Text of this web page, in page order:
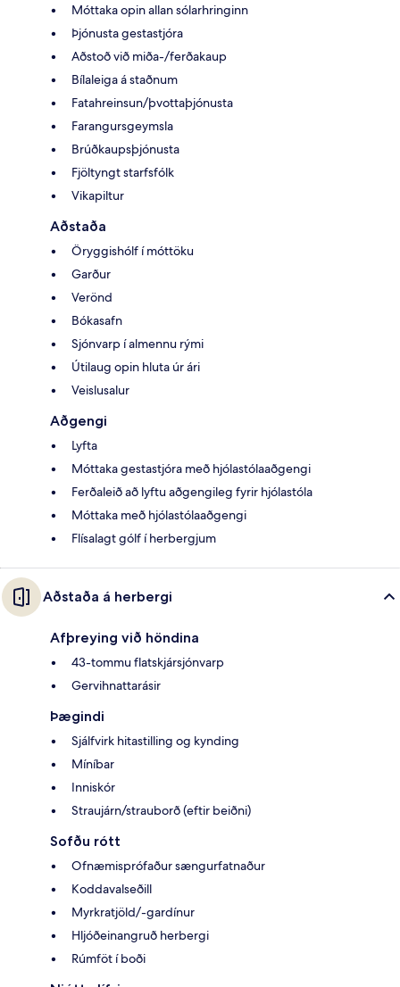
Móttaka opin allan sólarhringinn
Þjónusta gestastjóra
Aðstoð við miða-/ferðakaup
Bílaleiga á staðnum
Fatahreinsun/þvottaþjónusta
Farangursgeymsla
Brúðkaupsþjónusta
Fjöltyngt starfsfólk
Vikapiltur
Aðstaða
Öryggishólf í móttöku
Garður
Verönd
Bókasafn
Sjónvarp í almennu rými
Útilaug opin hluta úr ári
Veislusalur
Aðgengi
Lyfta
Móttaka gestastjóra með hjólastólaaðgengi
Ferðaleið að lyftu aðgengileg fyrir hjólastóla
Móttaka með hjólastólaaðgengi
Flísalagt gólf í herbergjum
Aðstaða á herbergi
Afþreying við höndina
43-tommu flatskjársjónvarp
Gervihnattarásir
Þægindi
Sjálfvirk hitastilling og kynding
Míníbar
Inniskór
Straujárn/strauborð (eftir beiðni)
Sofðu rótt
Ofnæmisprófaður sængurfatnaður
Koddavalseðill
Myrkratjöld/-gardínur
Hljóðeinangruð herbergi
Rúmföt í boði